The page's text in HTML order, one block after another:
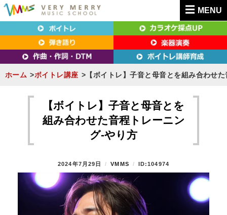
MENU
東京（新宿・八王子）・横浜・名古屋・京都で
「本気」になれるボイトレ教室｜VERY MERRY
MUSIC SCHOOL（ベリーメリー）
東京（新宿・八王子）・横浜・名古屋・京都で「本気」になれるボイトレ教室｜
VERY MERRY MUSIC SCHOOL（ベリーメリー）
ホーム ボイトレ講座 【ボイトレ】子音と母音とを組み合わせ
【ボイトレ】子音と母音とを
組み合わせた音程トレーニン
グ-やり方
P
O
S
T
2024年7月29日
B
Y
VMMS ID:104974